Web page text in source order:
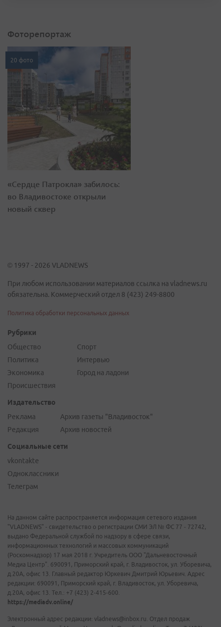
Фоторепортаж
20 фото
«Сердце Патрокла» забилось:
во Владивостоке открыли
новый сквер
© 1997 - 2026 VLADNEWS
При любом использовании материалов ссылка на vladnews.ru
обязательна. Коммерческий отдел 8 (423) 249-8800
Политика обработки персональных данных
Рубрики
Общество
Политика
Экономика
Происшествия
Спорт
Интервью
Город на ладони
Издательство
Реклама
Редакция
Архив газеты "Владивосток"
Архив новостей
Социальные сети
vkontakte
Одноклассники
Телеграм
На данном сайте распространяется информация сетевого издания
"VLADNEWS" - свидетельство о регистрации СМИ ЭЛ № ФС 77 - 72742,
выдано Федеральной службой по надзору в сфере связи,
информационных технологий и массовых коммуникаций
(Роскомнадзор) 17 мая 2018 г. Учредитель ООО "Дальневосточный
Медиа Центр". 690091, Приморский край, г. Владивосток, ул. Уборевича,
д.20А, офис 13. Главный редактор Юркевич Дмитрий Юрьевич. Адрес
редакции: 690091, Приморский край, г. Владивосток, ул. Уборевича,
д.20А, офис 13. Тел.: +7 (423) 2-415-600.
https://mediadv.online/
Электронный адрес редакции: vladnews@inbox.ru. Отдел продаж